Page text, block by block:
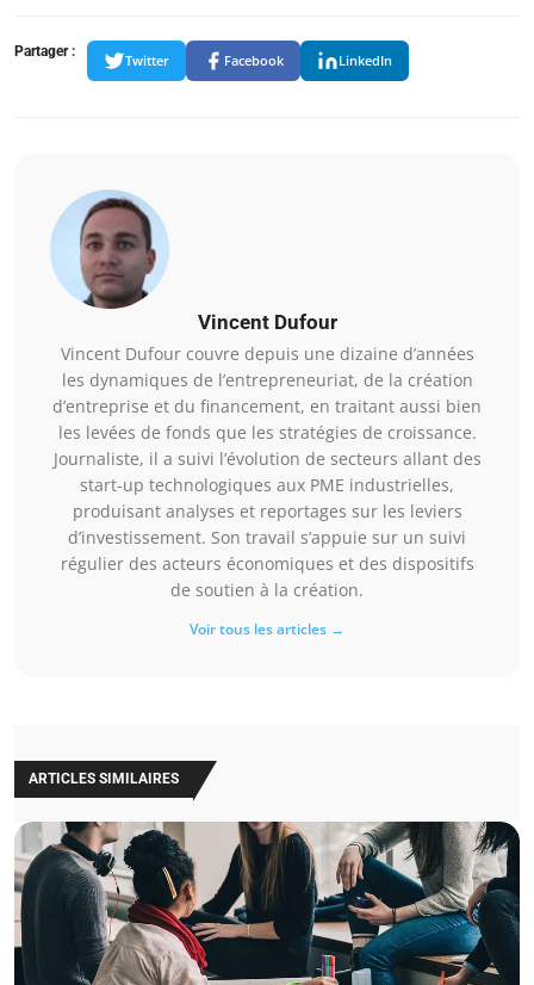
Partager :
Twitter Facebook LinkedIn
Vincent Dufour
Vincent Dufour couvre depuis une dizaine d’années
les dynamiques de l’entrepreneuriat, de la création
d’entreprise et du financement, en traitant aussi bien
les levées de fonds que les stratégies de croissance.
Journaliste, il a suivi l’évolution de secteurs allant des
start-up technologiques aux PME industrielles,
produisant analyses et reportages sur les leviers
d’investissement. Son travail s’appuie sur un suivi
régulier des acteurs économiques et des dispositifs
de soutien à la création.
Voir tous les articles →
ARTICLES SIMILAIRES